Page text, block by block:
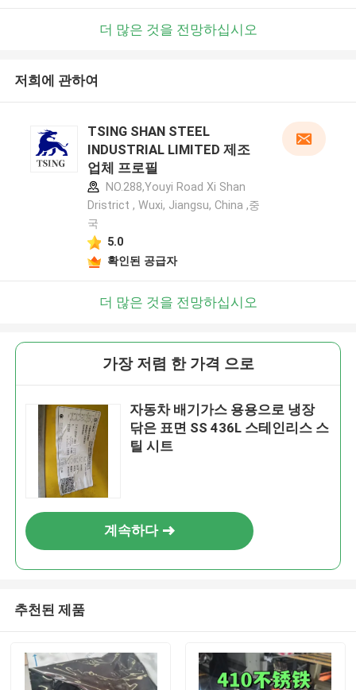
더 많은 것을 전망하십시오
저희에 관하여
TSING SHAN STEEL
INDUSTRIAL LIMITED 제조
업체 프로필
NO.288,Youyi Road Xi Shan
Dristrict , Wuxi, Jiangsu, China ,중
국
5.0
확인된 공급자
더 많은 것을 전망하십시오
가장 저렴 한 가격 으로
자동차 배기가스 용용으로 냉장
닦은 표면 SS 436L 스테인리스 스
틸 시트
계속하다
추천된 제품